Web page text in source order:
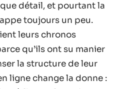
détail, et pourtant la
toujours un peu.
leurs chronos
qu’ils ont su manier
la structure de leur
ligne change la donne :